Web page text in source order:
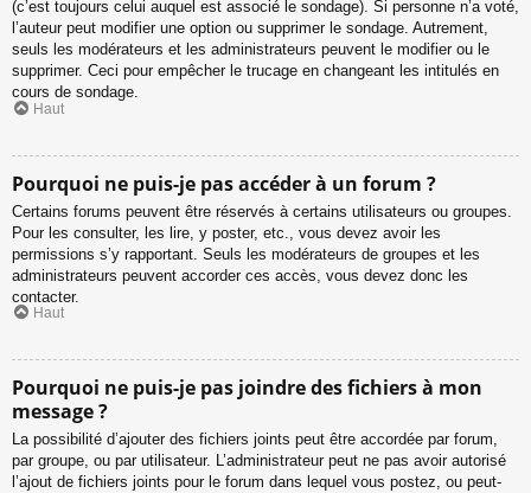
(c’est toujours celui auquel est associé le sondage). Si personne n’a voté,
l’auteur peut modifier une option ou supprimer le sondage. Autrement,
seuls les modérateurs et les administrateurs peuvent le modifier ou le
supprimer. Ceci pour empêcher le trucage en changeant les intitulés en
cours de sondage.
Haut
Pourquoi ne puis-je pas accéder à un forum ?
Certains forums peuvent être réservés à certains utilisateurs ou groupes.
Pour les consulter, les lire, y poster, etc., vous devez avoir les
permissions s’y rapportant. Seuls les modérateurs de groupes et les
administrateurs peuvent accorder ces accès, vous devez donc les
contacter.
Haut
Pourquoi ne puis-je pas joindre des fichiers à mon
message ?
La possibilité d’ajouter des fichiers joints peut être accordée par forum,
par groupe, ou par utilisateur. L’administrateur peut ne pas avoir autorisé
l’ajout de fichiers joints pour le forum dans lequel vous postez, ou peut-